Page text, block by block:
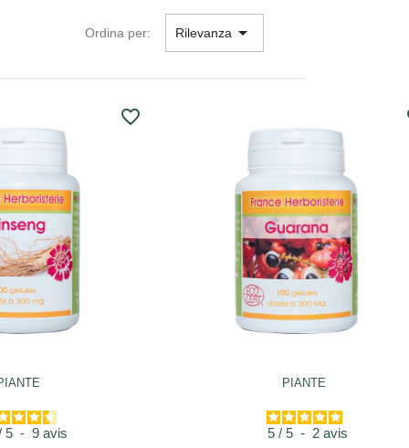
Ordina per: Rilevanza
5 - 9avis
favorite_border
PIANTE
5 / 5 - 2avis